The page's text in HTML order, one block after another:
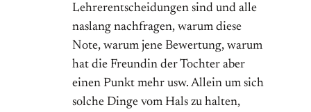
Lehrerentscheidungen sind und alle
naslang nachfragen, warum diese
Note, warum jene Bewertung, warum
hat die Freundin der Tochter aber
einen Punkt mehr usw. Allein um sich
solche Dinge vom Hals zu halten,